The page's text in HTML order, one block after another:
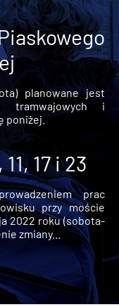
planowane jest
tramwajowych i
poniżej.
17 i 23
prac
przy moście
2022 roku (sobota-
zmiany...